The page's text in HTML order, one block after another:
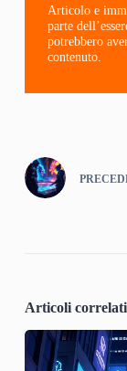
Articolo e
parte
potrebbero
contenuto.
Articoli correlati